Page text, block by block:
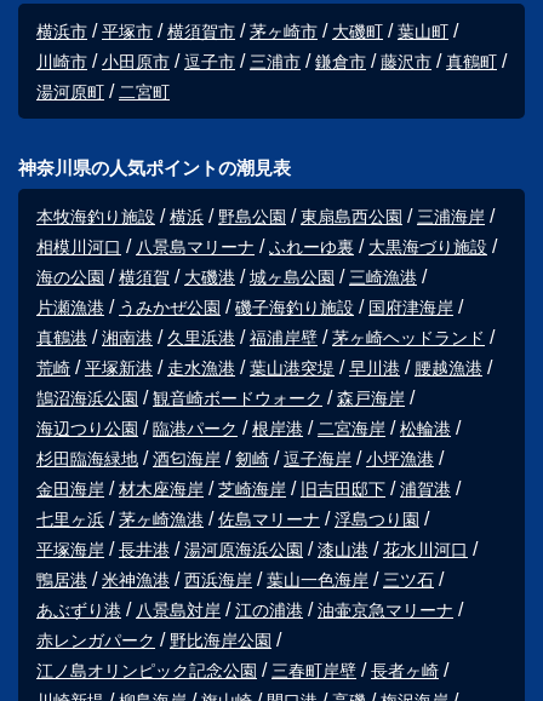
横浜市 平塚市 横須賀市 茅ヶ崎市 大磯町
葉山町
川崎市
小田原市 逗子市 三浦市 鎌倉市 藤沢市
真鶴町
湯河原町
二宮町
神奈川県の人気ポイントの潮見表
本牧海釣り施設 横浜 野島公園 東扇島西公園
三浦海岸
相模川河口
八景島マリーナ ふれーゆ裏
大黒海づり施設
海の公園
横須賀 大磯港 城ヶ島公園
三崎漁港
片瀬漁港
うみかぜ公園 磯子海釣り施設
国府津海岸
真鶴港
湘南港 久里浜港 福浦岸壁
茅ヶ崎ヘッドランド
荒崎
平塚新港 走水漁港 葉山港突堤 早川港
腰越漁港
鵠沼海浜公園
観音崎ボードウォーク
森戸海岸
海辺つり公園
臨港パーク 根岸港 二宮海岸
松輪港
杉田臨海緑地
酒匂海岸 剱崎 逗子海岸
小坪漁港
金田海岸
材木座海岸 芝崎海岸 旧吉田邸下
浦賀港
七里ヶ浜
茅ヶ崎漁港 佐島マリーナ
浮島つり園
平塚海岸
長井港 湯河原海浜公園 漆山港
花水川河口
鴨居港
米神漁港 西浜海岸 葉山一色海岸
三ツ石
あぶずり港
八景島対岸 江の浦港
油壷京急マリーナ
赤レンガパーク
野比海岸公園
江ノ島オリンピック記念公園
三春町岸壁
長者ヶ崎